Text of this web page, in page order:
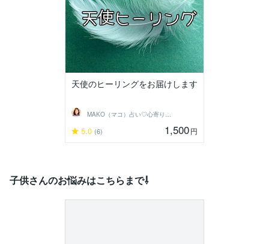
天使のヒーリングをお届けします
MAKO（マコ）占い♡心寄り添うヒーラー
5.0 (6) 1,500円
子供さんのお悩みはこちらまで⇩